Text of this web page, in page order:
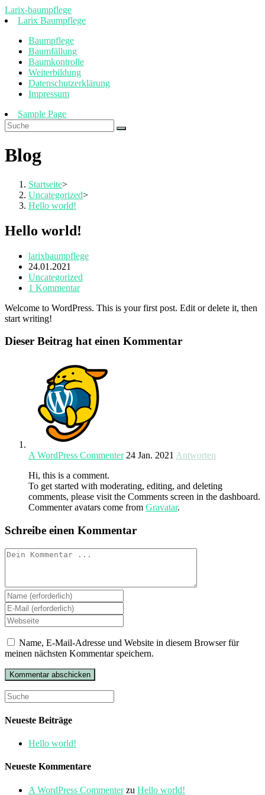
Zum
Inhalt
Larix-baumpflege
Larix Baumpflege
Baumpflege
Baumfällung
Baumkontrolle
Weiterbildung
Datenschutzerklärung
Impressum
Sample Page
Blog
Startseite>
Uncategorized>
Hello world!
Hello world!
Beitrags-
Autor:
larixbaumpflege
Beitrag
veröffentlicht:
24.01.2021
Beitrags-
Kategorie:
Uncategorized
Beitrags-
1 Kommentar
Welcome to WordPress. This is your first post. Edit or delete it, then
start writing!
Dieser Beitrag hat einen Kommentar
A WordPress Commenter 24 Jan. 2021 Antworten
Hi, this is a comment.
To get started with moderating, editing, and deleting
comments, please visit the Comments screen in the dashboard.
Commenter avatars come from Gravatar.
Schreibe einen Kommentar
Kommentieren
Gib
deinen
Namen
oder
Benutzernamen
zum
Kommentieren
ein
Gib
deine
E-
Mail-
Adresse
zum
Kommentieren
ein
Gib
deine
Website-
URL
(optional)
Name, E-Mail-Adresse und Website in diesem Browser für
meinen nächsten Kommentar speichern.
Search
this
website
Neueste Beiträge
Hello world!
Neueste Kommentare
A WordPress Commenterzu Hello world!